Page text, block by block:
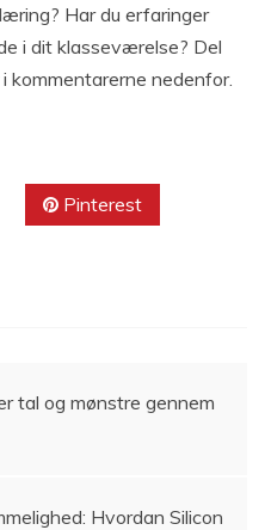
Har du erfaringer
i dit klasseværelse? Del
kommentarerne nedenfor.
Pinterest
tal og mønstre gennem
Hvordan Silicon